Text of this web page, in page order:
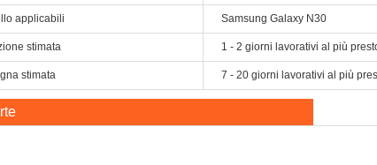
applicabili Samsung Galaxy N30
stimata 1 - 2 giorni lavorativi al più
stimata 7 - 20 giorni lavorativi al più